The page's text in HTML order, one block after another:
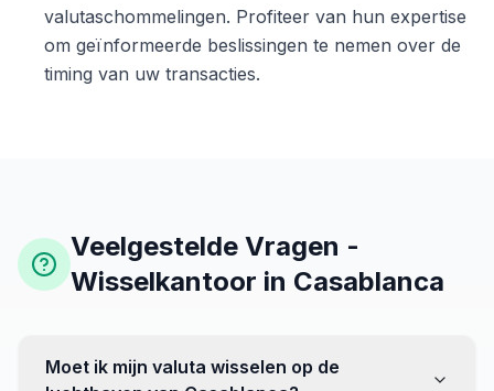
valutaschommelingen. Profiteer van hun expertise
om geïnformeerde beslissingen te nemen over de
timing van uw transacties.
Veelgestelde Vragen -
Wisselkantoor in Casablanca
Moet ik mijn valuta wisselen op de